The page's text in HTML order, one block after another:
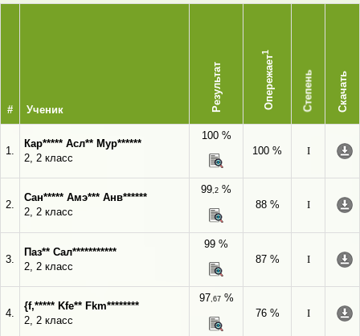
# Ученик Результат Опережает
1
Степень Скачать
1.
Кар***** Асл** Мур******
2, 2 класс
100 %
100 %
I
2.
Сан***** Амэ*** Анв******
2, 2 класс
99,2 %
88 %
I
3.
Паз** Сал***********
2, 2 класс
99 %
87 %
I
4.
{f,***** Kfe** Fkm********
2, 2 класс
97,67%
76 %
I